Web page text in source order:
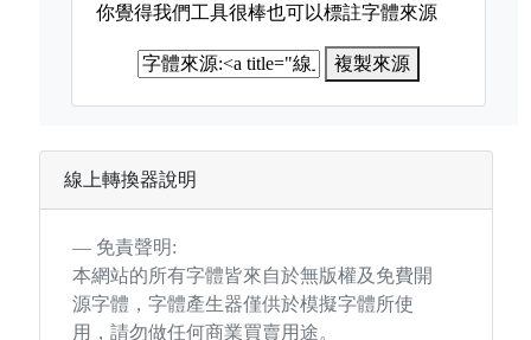
你覺得我們工具很棒也可以標註字體來源
複製來源
線上轉換器說明
免責聲明:
本網站的所有字體皆來自於無版權及免費開
源字體，字體產生器僅供於模擬字體所使
用，請勿做任何商業買賣用途。